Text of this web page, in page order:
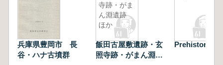
兵庫県豊岡市 長
谷・ハナ古墳群
寺跡・がま
ん淵遺跡
ほか
飯田古屋敷遺跡・玄
照寺跡・がまん淵遺
Prehistoric